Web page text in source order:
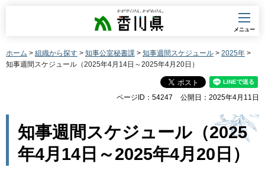
香川県
メニュー
ホーム > 組織から探す > 知事公室秘書課 > 知事週間スケジュール > 2025年 >
知事週間スケジュール（2025年4月14日～2025年4月20日）
ページID：54247 公開日：2025年4月11日
知事週間スケジュール（2025
年4月14日～2025年4月20日）